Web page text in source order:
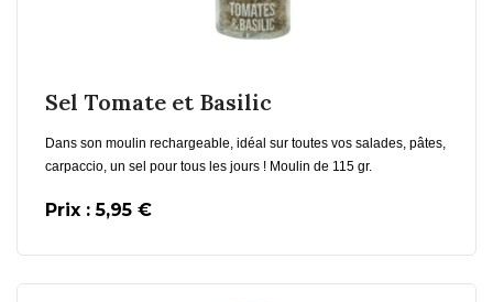
Sel Tomate et Basilic
Dans son moulin rechargeable, idéal sur toutes vos salades, pâtes,
carpaccio, un sel pour tous les jours ! Moulin de 115 gr.
Prix : 5,95 €